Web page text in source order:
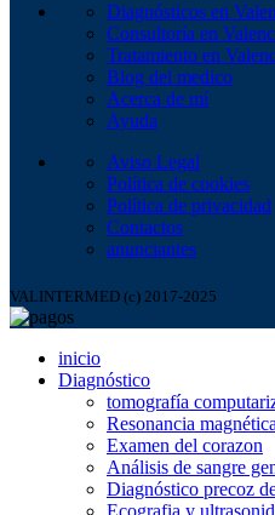
Diagnósticos en
Consultoría en
Tratamiento en
Blog del medico
Acerca de mí
Ayuda
Aviso Legal
Política de cookies
Política de privacidad
Contactos
anunciantes
VALINTERMED (c) 2017-2025
inicio
Diagnóstico
tomografía
Resonancia
Examen del corazon
Análisis de sangre
Diagnóstico precoz